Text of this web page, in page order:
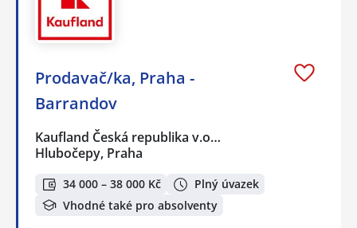
Prodavač/ka, Praha -
Barrandov
Kaufland Česká republika v.o…
Hlubočepy, Praha
34 000 – 38 000 Kč
Plný úvazek
Vhodné také pro absolventy